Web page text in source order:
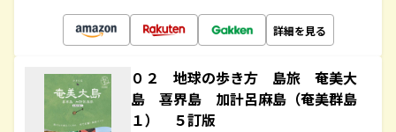
詳細を見る
０２ 地球の歩き方 島旅 奄美大
島 喜界島 加計呂麻島（奄美群島
１） ５訂版